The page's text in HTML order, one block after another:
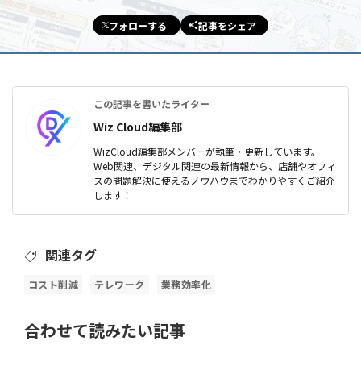
フォローする 記事をシェア
この記事を書いたライター
Wiz Cloud編集部
WizCloud編集部メンバーが執筆・更新しています。
Web関連、デジタル関連の最新情報から、店舗やオフィ
スの問題解決に使えるノウハウまでわかりやすくご紹介
します！
関連タグ
コスト削減 テレワーク 業務効率化
合わせて読みたい記事